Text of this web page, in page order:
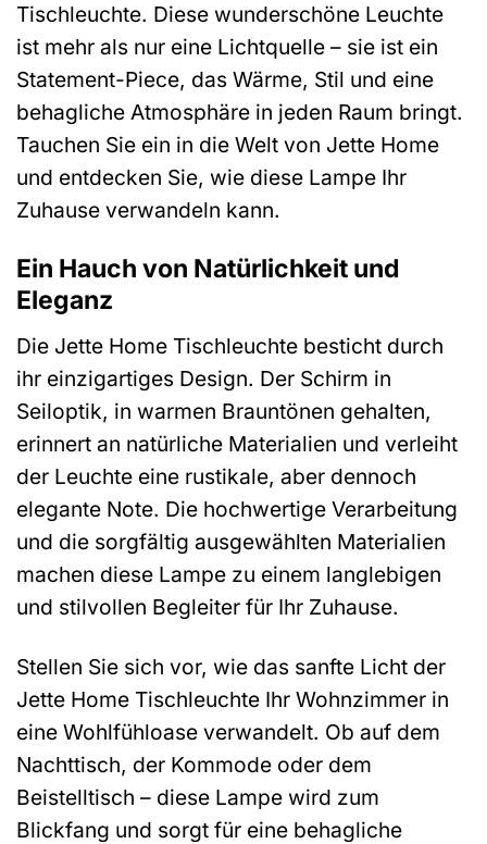
Tischleuchte. Diese wunderschöne Leuchte
ist mehr als nur eine Lichtquelle – sie ist ein
Statement-Piece, das Wärme, Stil und eine
behagliche Atmosphäre in jeden Raum bringt.
Tauchen Sie ein in die Welt von Jette Home
und entdecken Sie, wie diese Lampe Ihr
Zuhause verwandeln kann.
Ein Hauch von Natürlichkeit und
Eleganz
Die Jette Home Tischleuchte besticht durch
ihr einzigartiges Design. Der Schirm in
Seiloptik, in warmen Brauntönen gehalten,
erinnert an natürliche Materialien und verleiht
der Leuchte eine rustikale, aber dennoch
elegante Note. Die hochwertige Verarbeitung
und die sorgfältig ausgewählten Materialien
machen diese Lampe zu einem langlebigen
und stilvollen Begleiter für Ihr Zuhause.
Stellen Sie sich vor, wie das sanfte Licht der
Jette Home Tischleuchte Ihr Wohnzimmer in
eine Wohlfühloase verwandelt. Ob auf dem
Nachttisch, der Kommode oder dem
Beistelltisch – diese Lampe wird zum
Blickfang und sorgt für eine behagliche